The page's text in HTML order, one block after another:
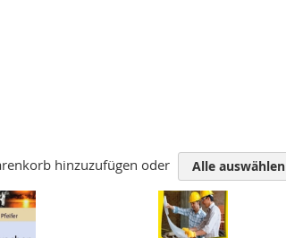
hinzuzufügen oder Alle auswählen